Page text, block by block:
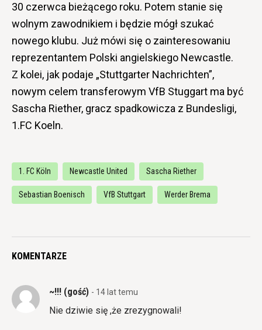
30 czerwca bieżącego roku. Potem stanie się
wolnym zawodnikiem i będzie mógł szukać
nowego klubu. Już mówi się o zainteresowaniu
reprezentantem Polski angielskiego Newcastle.
Z kolei, jak podaje „Stuttgarter Nachrichten”,
nowym celem transferowym VfB Stuggart ma być
Sascha Riether, gracz spadkowicza z Bundesligi,
1.FC Koeln.
1. FC Köln Newcastle United Sascha Riether
Sebastian Boenisch VfB Stuttgart Werder Brema
KOMENTARZE
~!!! (gość) - 14 lat temu
Nie dziwie się ,że zrezygnowali!